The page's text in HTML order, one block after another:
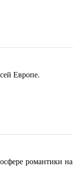
Европе.
романтики на